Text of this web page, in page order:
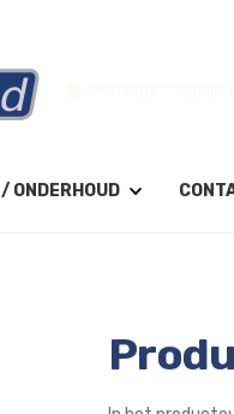
ONDERHOUD